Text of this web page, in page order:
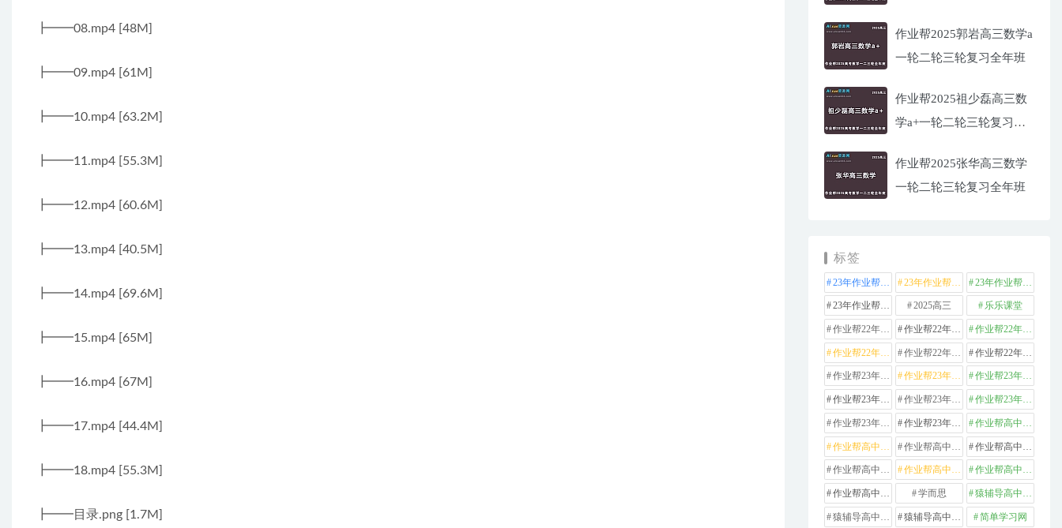
┣━━08.mp4 [48M]
┣━━09.mp4 [61M]
┣━━10.mp4 [63.2M]
┣━━11.mp4 [55.3M]
┣━━12.mp4 [60.6M]
┣━━13.mp4 [40.5M]
┣━━14.mp4 [69.6M]
┣━━15.mp4 [65M]
┣━━16.mp4 [67M]
┣━━17.mp4 [44.4M]
┣━━18.mp4 [55.3M]
┣━━目录.png [1.7M]
作业帮2025郭岩高三数学a
一轮二轮三轮复习全年班
作业帮2025祖少磊高三数
学a+一轮二轮三轮复习全
作业帮2025张华高三数学
一轮二轮三轮复习全年班
标签
23年作业帮高中化学 23年作业帮高中数学 23年作业帮高中物理
23年作业帮高中英语 2025高三 乐乐课堂
作业帮22年高中化学 作业帮22年高中数学 作业帮22年高中物理
作业帮22年高中生物 作业帮22年高中英语 作业帮22年高中语文
作业帮23年高中化学 作业帮23年高中历史 作业帮23年高中地理
作业帮23年高中数学 作业帮23年高中物理 作业帮23年高中生物
作业帮23年高中英语 作业帮23年高中语文 作业帮高中化学
作业帮高中地理 作业帮高中政治 作业帮高中数学
作业帮高中物理 作业帮高中生物 作业帮高中英语
作业帮高中语文 学而思 猿辅导高中数学
猿辅导高中物理 猿辅导高中英语 简单学习网